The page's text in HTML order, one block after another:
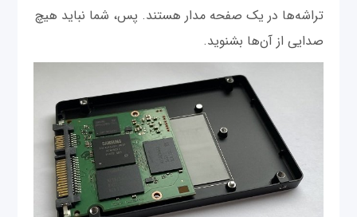
تراشه‌ها در یک صفحه مدار هستند. پس، شما نباید هیچ
صدایی از آن‌ها بشنوید.